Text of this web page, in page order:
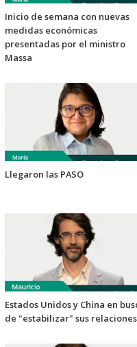
Inicio de semana con nuevas
medidas económicas
presentadas por el ministro
Massa
Llegaron las PASO
Estados Unidos y China en
de "estabilizar" sus relaciones